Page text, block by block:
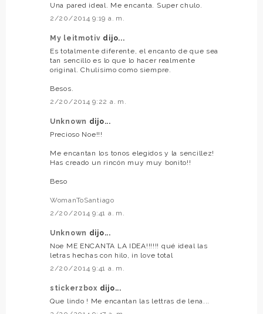
Una pared ideal. Me encanta. Super chulo.
2/20/2014 9:19 a. m.
My leitmotiv dijo...
Es totalmente diferente, el encanto de que sea
tan sencillo es lo que lo hacer realmente
original. Chulísimo como siempre.
Besos.
2/20/2014 9:22 a. m.
Unknown dijo...
Precioso Noe!!!
Me encantan los tonos elegidos y la sencillez!
Has creado un rincón muy muy bonito!!
Beso
WomanToSantiago
2/20/2014 9:41 a. m.
Unknown dijo...
Noe ME ENCANTA LA IDEA!!!!!! qué ideal las
letras hechas con hilo, in love total
2/20/2014 9:41 a. m.
stickerzbox dijo...
Que lindo ! Me encantan las lettras de lena...